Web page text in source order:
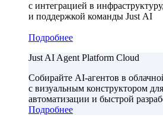
с интеграцией в
и поддержкой команды Just AI
Подробнее
Just AI Agent Platform Cloud
Собирайте AI-агентов в
с визуальным конструктором
автоматизации и быстрой
Подробнее